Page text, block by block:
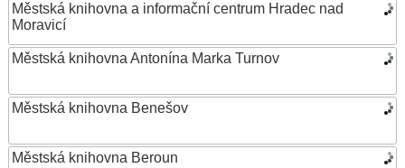
Městská knihovna a informační centrum Hradec nad
Moravicí
Městská knihovna Antonína Marka Turnov
Městská knihovna Benešov
Městská knihovna Beroun